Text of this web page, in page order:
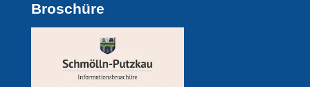
Broschüre